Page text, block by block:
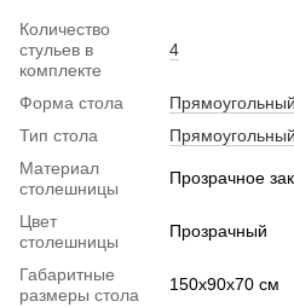
Количество
стульев в
комплекте
4
Форма стола
Прямоугольный
Тип стола
Материал
столешницы
Прозрачное
Цвет
столешницы
Прозрачный
Габаритные
размеры стола
150x90x70 см